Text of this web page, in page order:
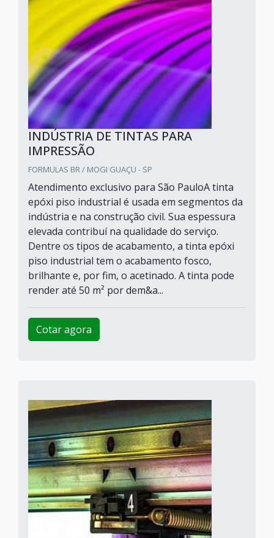
INDÚSTRIA DE TINTAS PARA
IMPRESSÃO
FORMULAS BR / MOGI GUAÇU - SP
Atendimento exclusivo para São PauloA tinta
epóxi piso industrial é usada em segmentos da
indústria e na construção civil. Sua espessura
elevada contribuí na qualidade do serviço.
Dentre os tipos de acabamento, a tinta epóxi
piso industrial tem o acabamento fosco,
brilhante e, por fim, o acetinado. A tinta pode
render até 50 m² por dem&a...
Cotar agora